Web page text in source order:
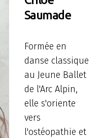
Saumade
Formée en
danse classique
au Jeune Ballet
de l'Arc Alpin,
elle s'oriente
vers
l'ostéopathie et